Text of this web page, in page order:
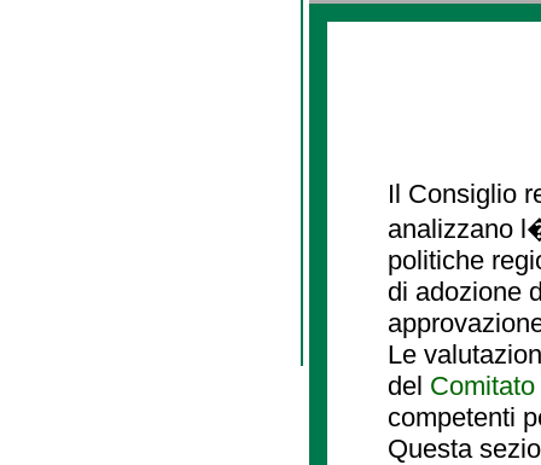
Il Consiglio
analizzano
politiche
di adozione
Le
del
competenti
Questa